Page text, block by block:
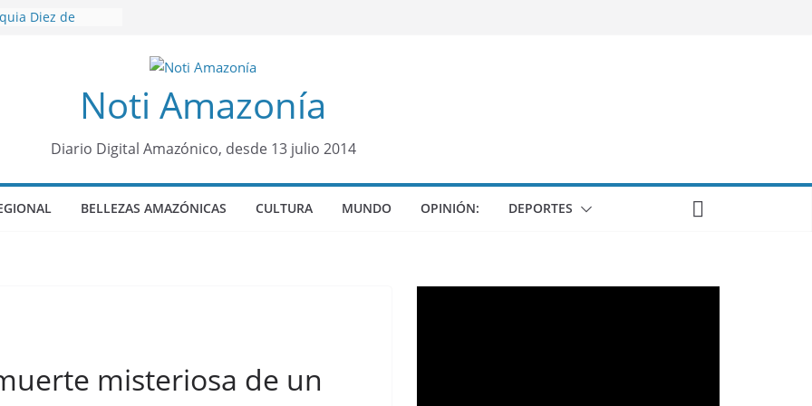
Diez de
de 22 años
de Alison,
sensación de
Noti Amazonía
Diario Digital Amazónico, desde 13 julio 2014
BELLEZAS AMAZÓNICAS CULTURA MUNDO OPINIÓN: DEPORTES
misteriosa de un